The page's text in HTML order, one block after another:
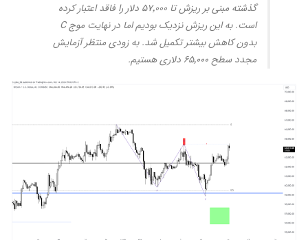
گذشته مبنی بر ریزش تا ۵۷٬۰۰۰ دلار را فاقد اعتبار کرده
است. به این ریزش نزدیک بودیم اما در نهایت موج C
بدون کاهش بیشتر تکمیل شد. به زودی منتظر آزمایش
مجدد سطح ۶۵٬۰۰۰ دلاری هستیم.